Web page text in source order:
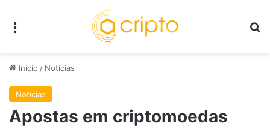
Início / Notícias
Notícias
Apostas em criptomoedas